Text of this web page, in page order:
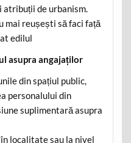
de urbanism.
mai reușești să faci față
edilul
asupra angajaților
din spațiul public,
personalului din
suplimentară asupra
în localitate sau la nivel